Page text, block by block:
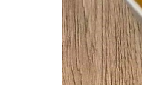
150 Kč
Původně: 210 Kč